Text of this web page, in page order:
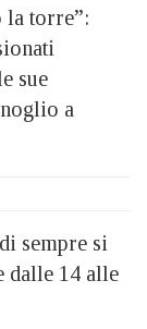
la torre”:
sue
a
sempre si
dalle 14 alle